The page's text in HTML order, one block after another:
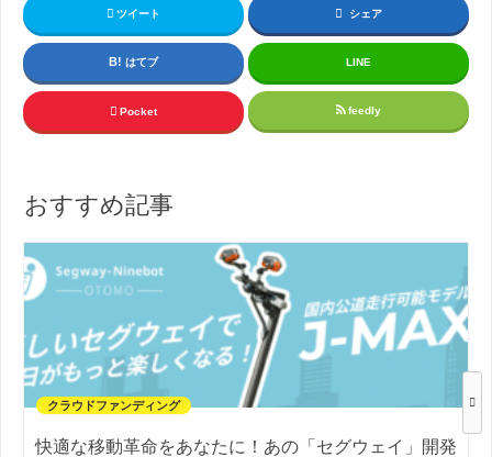
ツイート シェア
はてブ LINE
Pocket feedly
おすすめ記事
クラウドファンディング
快適な移動革命をあなたに！あの「セグウェイ」開発